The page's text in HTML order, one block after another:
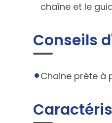
chaîne et le
Conseils
Chaine prête à